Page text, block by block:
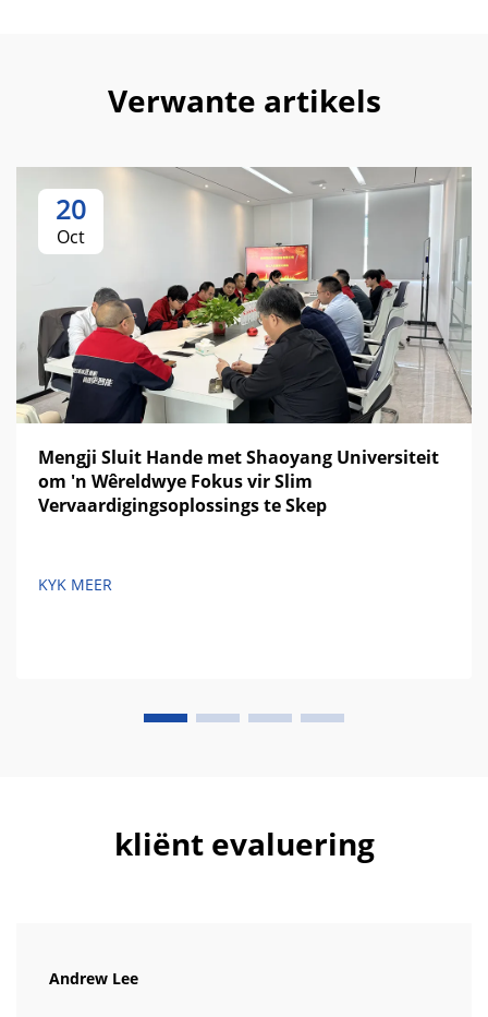
Verwante artikels
20
Oct
Mengji Sluit Hande met Shaoyang Universiteit
om 'n Wêreldwye Fokus vir Slim
Vervaardigingsoplossings te Skep
KYK MEER
kliënt evaluering
Andrew Lee